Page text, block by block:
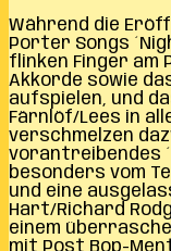
Während die
Porter Songs
flinken Finger am
Akkorde sowie
aufspielen, und
Färnlöf/Lees in
verschmelzen
vorantreibendes
besonders vom
und eine
Hart/Richard
einem
mit Post Bop-